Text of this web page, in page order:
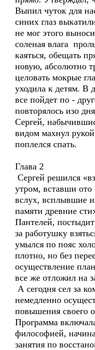
Выпил чуток для
синих глаз
не мог этого
соленая влага
каяться, обещать
новую, абсолютно
целовать мокрые
уходила к детям. В
все пойдет по -
повторялось изо
Сергей,
видом махнул
поплелся спать.
Глава 2
Сергей решился
утром, вставши
вслух, всплывшие
памяти древние
Пантелей,
за работушку
умылся по пояс
плотно, но без
осуществление
все же отложил на
А сегодня сел за
немедленно
повышения своего
Программа
философией,
занятия по